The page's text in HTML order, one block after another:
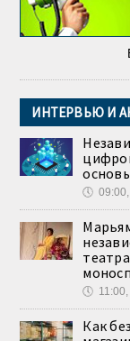
ИНТЕРВЬЮ И
🕔
🕔
Как